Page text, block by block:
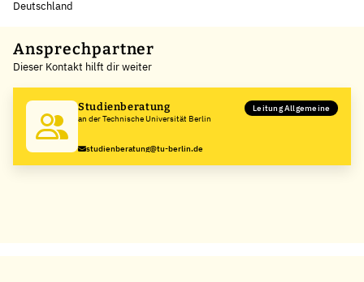
Deutschland
+
−
Ansprechpartner
Dieser Kontakt hilft dir weiter
Studienberatung
an der Technische Universität Berlin
Leitung Allgemeine
studienberatung@tu-berlin.de